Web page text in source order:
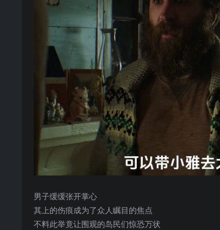
男子缓缓张开掌心
其上的伤痕成为了众人瞩目的焦点
不料此举竟让围观的岛民们惊恐万状